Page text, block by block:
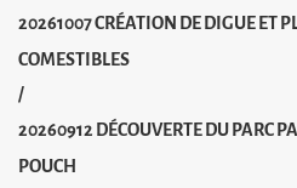
20261007 CRÉATION DE DIGUE ET
COMESTIBLES
/
20260912 DÉCOUVERTE DU PARC
POUCH